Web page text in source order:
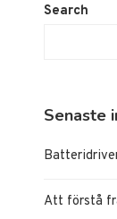
Search
Senaste
Att förstå